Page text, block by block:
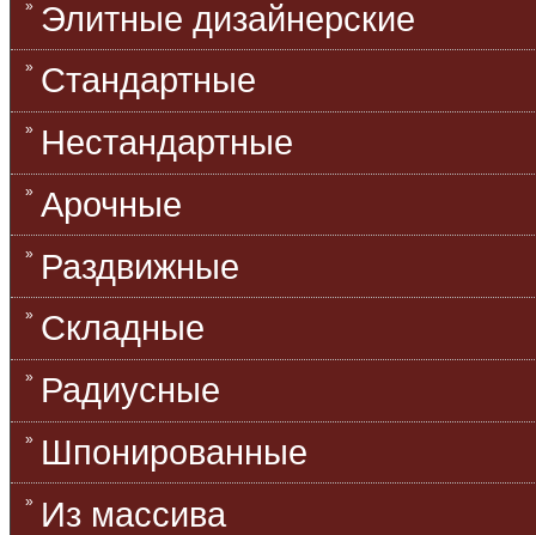
Элитные дизайнерские
Стандартные
Нестандартные
Арочные
Раздвижные
Складные
Радиусные
Шпонированные
Из массива